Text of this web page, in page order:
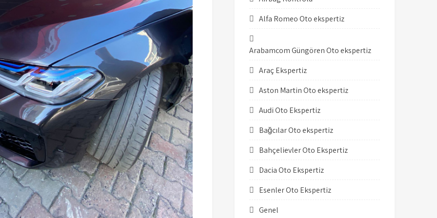
Alfa Romeo Oto ekspertiz
Arabamcom Güngören Oto ekspertiz
Araç Ekspertiz
Aston Martin Oto ekspertiz
Audi Oto Ekspertiz
Bağcılar Oto ekspertiz
Bahçelievler Oto Ekspertiz
Dacia Oto Ekspertiz
Esenler Oto Ekspertiz
Genel